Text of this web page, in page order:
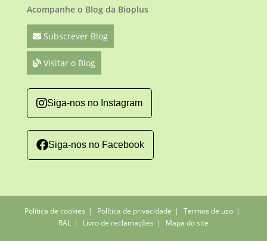
application
Acompanhe o Blog da Bioplus
Subscrever Blog
Visitar o Blog
Siga-nos no Instagram
Siga-nos no Facebook
Política de cookies Política de privacidade
Termos de uso
RAL
Livro de reclamações Mapa do site